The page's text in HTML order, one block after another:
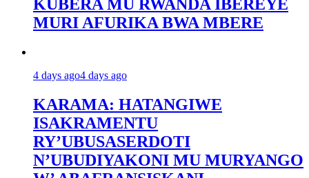
KUBERA MU RWANDA IBEREYE
MURI AFURIKA BWA MBERE
4 days ago4 days ago
KARAMA: HATANGIWE
ISAKRAMENTU
RY’UBUSASERDOTI
N’UBUDIYAKONI MU MURYANGO